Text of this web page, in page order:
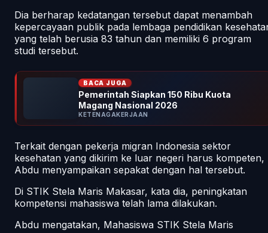
Dia berharap kedatangan tersebut dapat menambah
kepercayaan publik pada lembaga pendidikan
yang telah berusia 83 tahun dan memiliki 6 program
studi tersebut.
BACA JUGA
Pemerintah Siapkan 150 Ribu Kuota
Magang Nasional 2026
KETENAGAKERJAAN
Terkait dengan pekerja migran Indonesia sektor
kesehatan yang dikirim ke luar negeri harus kompeten,
Abdu menyampaikan sepakat dengan hal tersebut.
Di STIK Stela Maris Makasar, kata dia, peningkatan
kompetensi mahasiswa telah lama dilakukan.
Abdu mengatakan, Mahasiswa STIK Stela Maris